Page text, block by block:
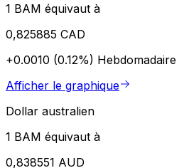
1 BAM équivaut à
0,825885 CAD
+0.0010 (0.12%) Hebdomadaire
Afficher le graphique
Dollar australien
1 BAM équivaut à
0,838551 AUD